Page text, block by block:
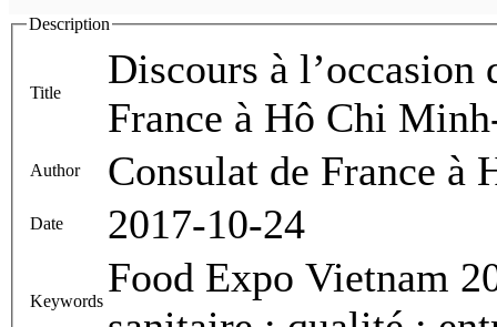
Description
Title
Discours à
France à Hô Chi
Author Consulat de France
Date 2017-10-24
Keywords
Food Expo Vietnam 2017 ; France invitée ;